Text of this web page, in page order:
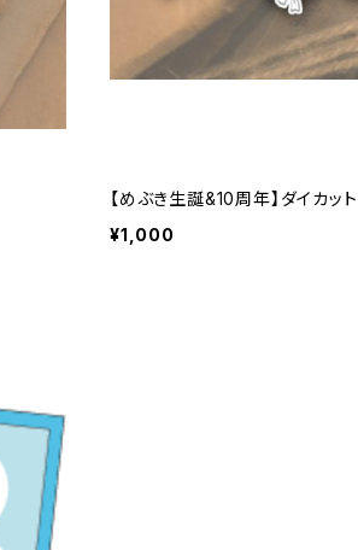
【めぶき生誕&10周年】ダイカッ
¥1,000